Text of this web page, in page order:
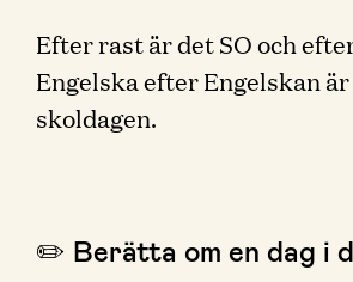
Efter rast är det SO och
Engelska efter Engelskan
skoldagen.
✏️ Berätta om en dag i